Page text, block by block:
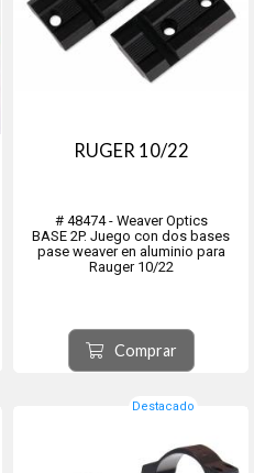
RUGER 10/22
# 48474 - Weaver Optics
BASE 2P. Juego con dos bases
pase weaver en aluminio para
Rauger 10/22
Comprar
Destacado